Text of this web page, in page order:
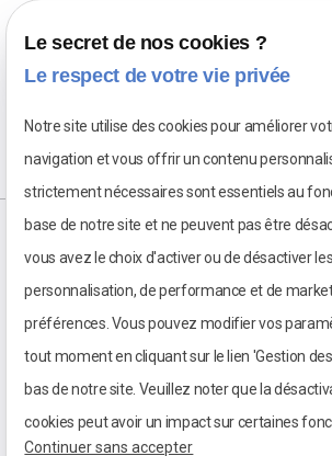
Le secret de nos cookies ?
Le respect de votre vie privée
Notre site utilise des cookies pour améliorer
navigation et vous offrir un contenu
strictement nécessaires sont essentiels au
base de notre site et ne peuvent pas être
vous avez le choix d'activer ou de désactiver
personnalisation, de performance et de
préférences. Vous pouvez modifier vos
tout moment en cliquant sur le lien 'Gestion
bas de notre site. Veuillez noter que la
cookies peut avoir un impact sur certaines
Continuer sans accepter